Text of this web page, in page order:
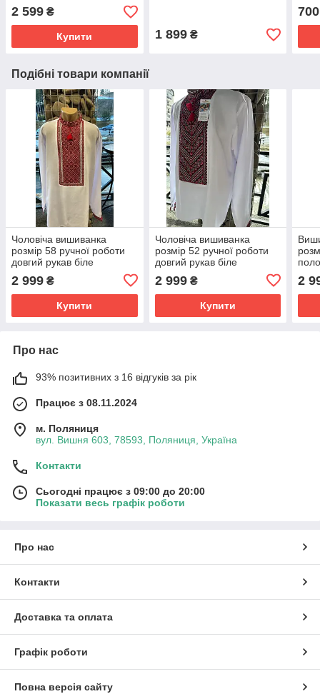
2 599 ₴
Купити 1 899₴
700
Подібні товари компанії
Чоловіча вишиванка
розмір 58 ручної роботи
довгий рукав біле
2 999 ₴
Купити
Чоловіча вишиванка
розмір 52 ручної роботи
довгий рукав біле
2 999₴
Купити
2
Про нас
93% позитивних з 16 відгуків за рік
Працює з 08.11.2024
м. Поляниця
вул. Вишня 603, 78593, Поляниця, Україна
Контакти
Сьогодні працює з 09:00 до 20:00
Показати весь графік роботи
Про нас
Контакти
Доставка та оплата
Графік роботи
Повна версія сайту